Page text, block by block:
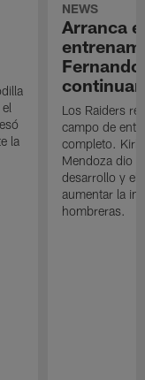
la
NEWS
Arranca
Los Raiders
campo de
completo. Kirk
Mendoza dio
desarrollo y el
aumentar la
hombreras.